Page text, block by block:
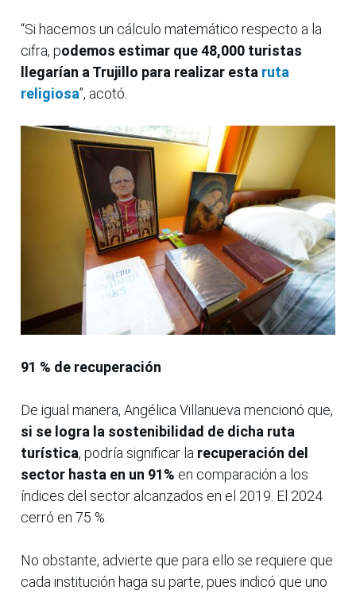
“Si hacemos un cálculo matemático respecto a la
cifra, podemos estimar que 48,000 turistas
llegarían a Trujillo para realizar esta ruta
religiosa”, acotó.
91 % de recuperación
De igual manera, Angélica Villanueva mencionó que,
si se logra la sostenibilidad de dicha ruta
turística, podría significar la recuperación del
sector hasta en un 91% en comparación a los
índices del sector alcanzados en el 2019. El 2024
cerró en 75 %.
No obstante, advierte que para ello se requiere que
cada institución haga su parte, pues indicó que uno